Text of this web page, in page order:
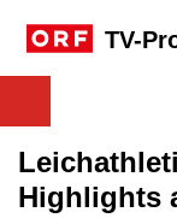
TV-
Highlights